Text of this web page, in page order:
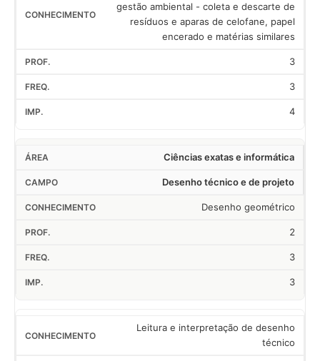
gestão ambiental - coleta e descarte de
resíduos e aparas de celofane, papel
encerado e matérias similares
3
3
4
Ciências exatas e informática
Desenho técnico e de projeto
Desenho geométrico
2
3
3
Leitura e interpretação de desenho
técnico